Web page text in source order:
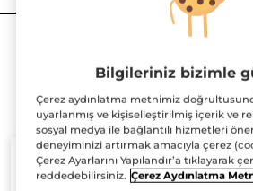
Bilgileriniz bizimle
Çerez aydınlatma metnimiz
uyarlanmış ve kişiselleştirilmiş içerik ve
sosyal medya ile bağlantılı hizmetleri
deneyiminizi artırmak amacıyla çerez
Çerez Ayarlarını Yapılandır’a tıklayarak
reddedebilirsiniz. Çerez Aydınlatma